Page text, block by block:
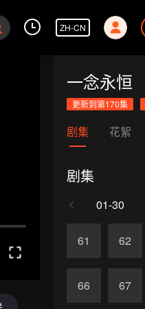
ZH-CN
一念永恒
更新到第170集
剧集 花絮
剧集
01-30
61 62
66 67